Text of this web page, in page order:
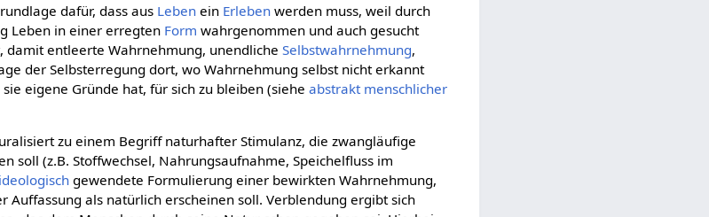
dafür, dass aus Leben ein Erleben werden muss, weil durch
Leben in einer erregten Form wahrgenommen und auch gesucht
damit entleerte Wahrnehmung, unendlicheSelbstwahrnehmung,
der Selbsterregung dort, wo Wahrnehmung selbst nicht erkannt
eigene Gründe hat, für sich zu bleiben (sieheabstrakt menschlicher
zu einem Begriff naturhafter Stimulanz, die zwangläufige
soll (z.B. Stoffwechsel, Nahrungsaufnahme, Speichelfluss im
ideologisch gewendete Formulierung einer bewirkten Wahrnehmung,
als natürlich erscheinen soll. Verblendung ergibt sich